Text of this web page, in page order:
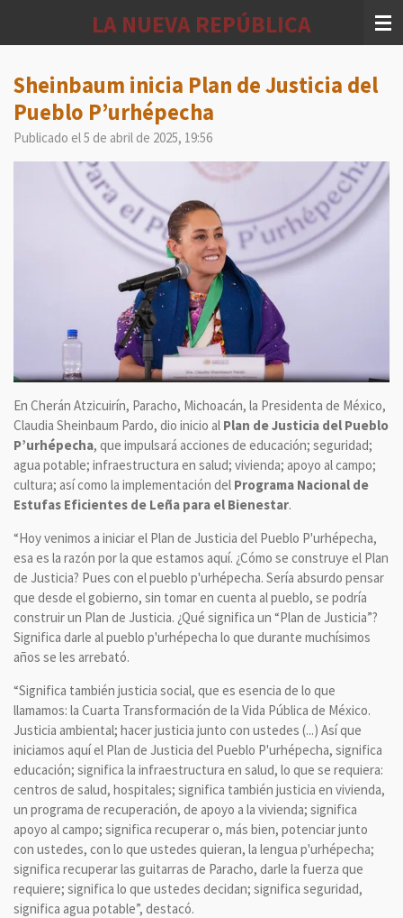
principal
LA NUEVA REPÚBLICA
Sheinbaum inicia Plan de Justicia del
Pueblo P’urhépecha
Publicado el 5 de abril de 2025, 19:56
En Cherán Atzicuirín, Paracho, Michoacán, la Presidenta de México,
Claudia Sheinbaum Pardo, dio inicio al Plan de Justicia del Pueblo
P’urhépecha, que impulsará acciones de educación; seguridad;
agua potable; infraestructura en salud; vivienda; apoyo al campo;
cultura; así como la implementación del Programa Nacional de
Estufas Eficientes de Leña para el Bienestar.
“Hoy venimos a iniciar el Plan de Justicia del Pueblo P'urhépecha,
esa es la razón por la que estamos aquí. ¿Cómo se construye el Plan
de Justicia? Pues con el pueblo p'urhépecha. Sería absurdo pensar
que desde el gobierno, sin tomar en cuenta al pueblo, se podría
construir un Plan de Justicia. ¿Qué significa un “Plan de Justicia”?
Significa darle al pueblo p'urhépecha lo que durante muchísimos
años se les arrebató.
“Significa también justicia social, que es esencia de lo que
llamamos: la Cuarta Transformación de la Vida Pública de México.
Justicia ambiental; hacer justicia junto con ustedes (...) Así que
iniciamos aquí el Plan de Justicia del Pueblo P'urhépecha, significa
educación; significa la infraestructura en salud, lo que se requiera:
centros de salud, hospitales; significa también justicia en vivienda,
un programa de recuperación, de apoyo a la vivienda; significa
apoyo al campo; significa recuperar o, más bien, potenciar junto
con ustedes, con lo que ustedes quieran, la lengua p'urhépecha;
significa recuperar las guitarras de Paracho, darle la fuerza que
requiere; significa lo que ustedes decidan; significa seguridad,
significa agua potable”, destacó.